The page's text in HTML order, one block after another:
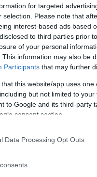
for targeted
selection. Please note that
interest-based ads based
to third parties prior
of your personal
This information may also be
Participants that may further
that this website/app uses
but not limited to
to Google and its third-party
consent section.
Data Processing Opt Outs
«Buonissimo»